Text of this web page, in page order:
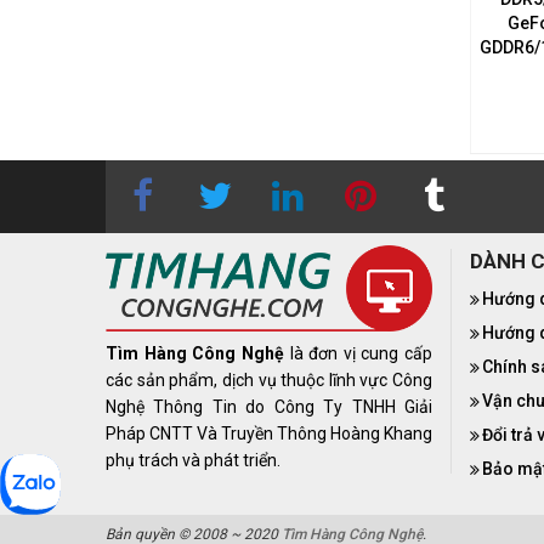
Tìm Hàng Công Nghệ là đơn vị cung cấp
các sản phẩm, dịch vụ thuộc lĩnh vực Công
Nghệ Thông Tin do Công Ty TNHH Giải
Pháp CNTT Và Truyền Thông Hoàng Khang
phụ trách và phát triển.
DÀNH
Hướng
Hướng
Chính
Vận
Đổi trả
Bảo
Bản quyền © 2008 ~ 2020 Tìm Hàng Công Nghệ.